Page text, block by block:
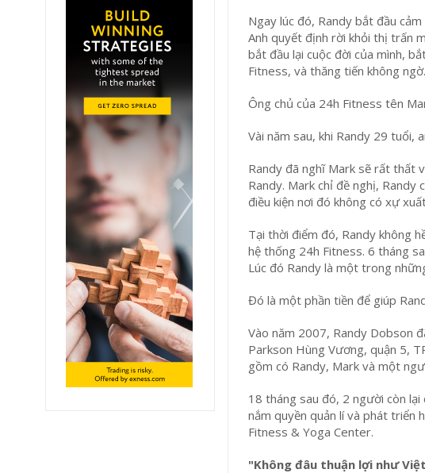
Ngay lúc đó, Randy bắt đầu
Anh quyết định rời khỏi thị trấn
bắt đầu lại cuộc đời của mình,
Fitness, và thăng tiến không ngờ.
Ông chủ của 24h Fitness tên
Vài năm sau, khi Randy 29 tuổi,
Randy đã nghĩ Mark sẽ rất thất
Randy. Mark chỉ đề nghị,
điều kiện nơi đó không có xự
Tại thời điểm đó, Randy không
hệ thống 24h Fitness. 6 tháng
Lúc đó Randy là một trong
Đó là một phần tiền để giúp
Vào năm 2007, Randy Dobson
Parkson Hùng Vương, quận 5,
gồm có Randy, Mark và một
18 tháng sau đó, 2 người còn
nắm quyền quản lí và phát triển
Fitness & Yoga Center.
"Không đâu thuận lợi như